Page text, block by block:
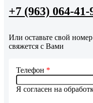
+7 (963) 064-41-
Или оставьте свой
свяжется с Вами
Я согласен на
Телефон *